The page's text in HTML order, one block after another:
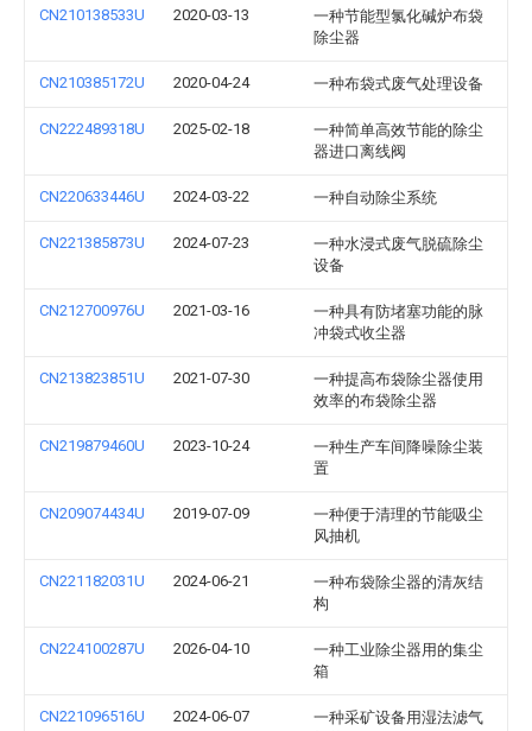
CN210138533U 2020-03-13
一种节能型氯化碱炉布袋
除尘器
CN210385172U 2020-04-24 一种布袋式废气处理设备
CN222489318U 2025-02-18
一种简单高效节能的除尘
器进口离线阀
CN220633446U 2024-03-22 一种自动除尘系统
CN221385873U 2024-07-23
一种水浸式废气脱硫除尘
设备
CN212700976U 2021-03-16
一种具有防堵塞功能的脉
冲袋式收尘器
CN213823851U 2021-07-30
一种提高布袋除尘器使用
效率的布袋除尘器
CN219879460U 2023-10-24
一种生产车间降噪除尘装
置
CN209074434U 2019-07-09
一种便于清理的节能吸尘
风抽机
CN221182031U 2024-06-21
一种布袋除尘器的清灰结
构
CN224100287U 2026-04-10
一种工业除尘器用的集尘
箱
CN221096516U 2024-06-07
一种采矿设备用湿法滤气